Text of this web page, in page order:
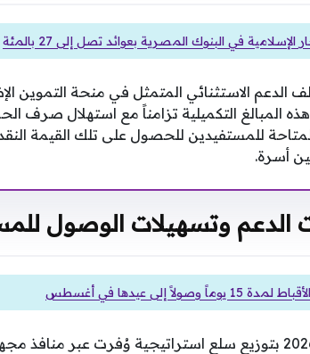
في البنوك المصرية بعوائد تصل إلى 27 بالمئة
المبالغ التكميلية تزامناً مع استهلال صرف
للمستفيدين للحصول على تلك القيمة
أسرة.
الدعم وتسهيلات الوصول
إلى عيدها في أغسطس
تميزت منحة التموين الإضافية 2026 بتوزيع سلع استراتيجية